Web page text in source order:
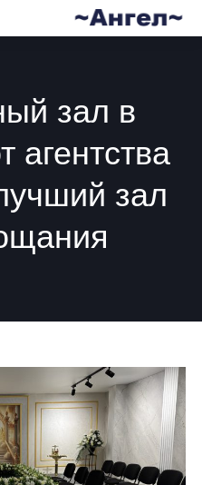
зал в
агентства
зал